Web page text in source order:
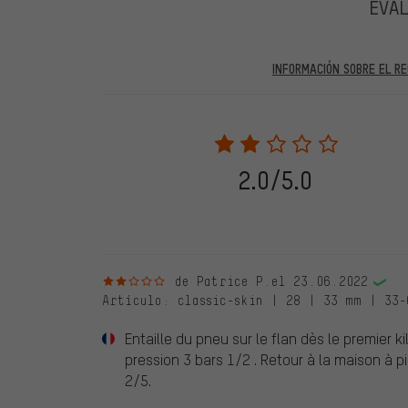
INFORMACIÓN SOBRE EL
2022 solo se publicarán evaluaciones verificadas, lo
Solo desbloqueamos la evaluación después de
verificadas llevan una marca verde, que se aplica a
28. 05. 2022. Se incluyeron también evaluaciones
evaluado en nuestra tienda. Estos comentarios no
2.0/5.0
2 de 5 estrellasde Patrice P. el 23.06.2022
Artículo : classic-skin | 28 | 33 mm | 33-
Entaille du pneu sur le flan dès le premier
pression 3 bars 1/2 . Retour à la maison à
2/5.